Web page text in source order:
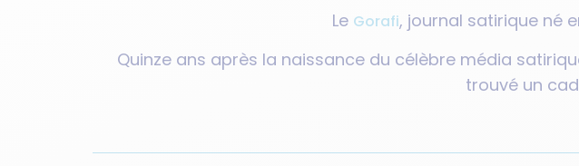
Le Gorafi, journal satirique né
Quinze ans après la naissance du célèbre média
trouvé un